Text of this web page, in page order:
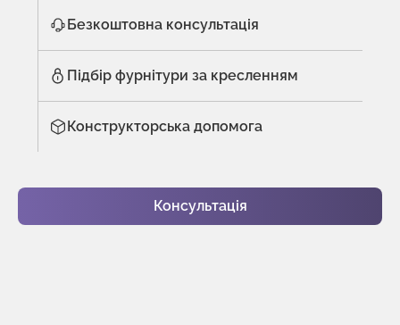
Безкоштовна консультація
Підбір фурнітури за кресленням
Конструкторська допомога
Консультація